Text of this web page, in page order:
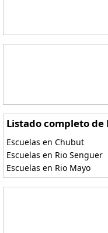
Listado completo de
Escuelas en Chubut
Escuelas en Rio Senguer
Escuelas en Rio Mayo